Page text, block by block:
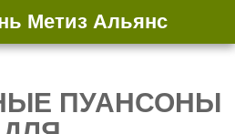
Метиз Альянс
ПУАНСОНЫ